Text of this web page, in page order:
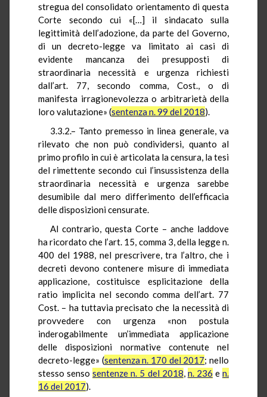
stregua del consolidato orientamento di questa
Corte secondo cui «[…] il sindacato sulla
legittimità dell’adozione, da parte del Governo,
di un decreto-legge va limitato ai casi di
evidente mancanza dei presupposti di
straordinaria necessità e urgenza richiesti
dall’art. 77, secondo comma, Cost., o di
manifesta irragionevolezza o arbitrarietà della
loro valutazione» (sentenza n. 99 del 2018).
3.3.2.– Tanto premesso in linea generale, va
rilevato che non può condividersi, quanto al
primo profilo in cui è articolata la censura, la tesi
del rimettente secondo cui l’insussistenza della
straordinaria necessità e urgenza sarebbe
desumibile dal mero differimento dell’efficacia
delle disposizioni censurate.
Al contrario, questa Corte – anche laddove
ha ricordato che l’art. 15, comma 3, della legge n.
400 del 1988, nel prescrivere, tra l’altro, che i
decreti devono contenere misure di immediata
applicazione, costituisce esplicitazione della
ratio implicita nel secondo comma dell’art. 77
Cost. – ha tuttavia precisato che la necessità di
provvedere con urgenza «non postula
inderogabilmente un’immediata applicazione
delle disposizioni normative contenute nel
decreto-legge» (sentenza n. 170 del 2017; nello
stesso sensosentenze n. 5 del 2018, n. 236 en.
16 del 2017).